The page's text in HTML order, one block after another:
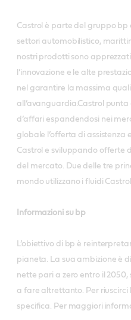
Castrol è parte del gruppo bp
settori automobilistico,
nostri prodotti sono
l’innovazione e le alte
nel garantire la massima
all’avanguardia.Castrol
d’affari espandendosi nei
globale l’offerta di assistenza
Castrol e sviluppando offerte
del mercato. Due delle tre
mondo utilizzano i fluidi
Informazioni su bp
L’obiettivo di bp è
pianeta. La sua ambizione è
nette pari a zero entro il
a fare altrettanto. Per
specifica. Per maggiori